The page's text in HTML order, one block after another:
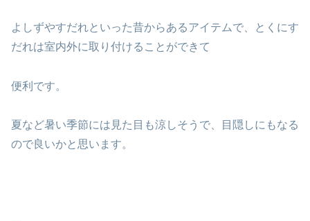
よしずやすだれといった昔からあるアイテムで、とくにす
だれは室内外に取り付けることができて
便利です。
夏など暑い季節には見た目も涼しそうで、目隠しにもなる
ので良いかと思います。